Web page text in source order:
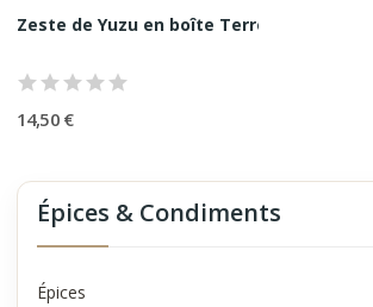
Épices & Condiments
Épices
Zeste de Yuzu en boîte Terre Exotique 20G
14,50 €